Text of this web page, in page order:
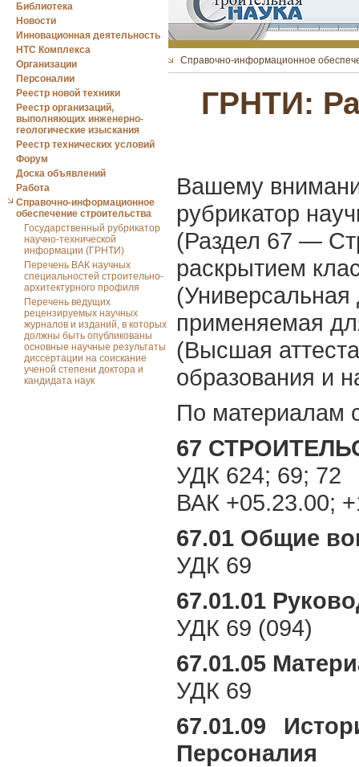
Библиотека
Новости
Инновационная деятельность
НТС Комплекса
Организации
Персоналии
Реестр новой техники
Реестр организаций,
выполняющих инженерно-
геологические изыскания
Реестр технических условий
Форум
Доска объявлений
Работа
Справочно-информационное
обеспечение строительства
Государственный рубрикатор
научно-технической
информации (ГРНТИ)
Перечень ВАК научных
специальностей строительно-
архитектурного профиля
Перечень ведущих
рецензируемых научных
журналов и изданий, в которых
должны быть опубликованы
основные научные результаты
диссертации на соискание
ученой степени доктора и
кандидата наук
Справочно-информационное
ГРНТИ:
Вашему
рубрикатор
(Раздел 67 —
раскрытием
применяемая
(Высшая
образования и
По материалам
67
УДК 624; 69; 72
ВАК +05.23.00;
67.01 Общие
УДК 69
67.01.01
УДК 69 (094)
67.01.05
УДК 69
67.01.09
Персоналия